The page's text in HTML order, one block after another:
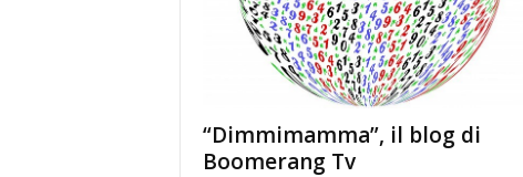
“Dimmimamma”, il blog di
Boomerang Tv